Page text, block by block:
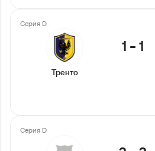
Серия D
Тренто
1 -1
Серия D